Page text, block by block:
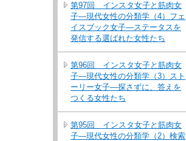
第97回 インスタ女子と筋肉女
子―現代女性の分類学（4）フェ
イスブック女子―ステータスを
発信する選ばれた女性たち
第96回 インスタ女子と筋肉女
子―現代女性の分類学（3）スト
ーリー女子―探さずに、答えを
つくる女性たち
第95回 インスタ女子と筋肉女
子―現代女性の分類学（2）検索